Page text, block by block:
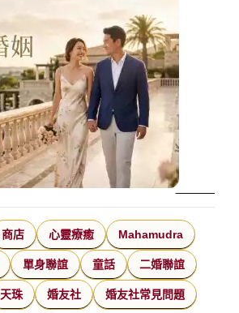
商店 心靈療癒 Mahamudra
單身聯誼 童話 二婚聯誼
天珠 婚友社 婚友社常見問題